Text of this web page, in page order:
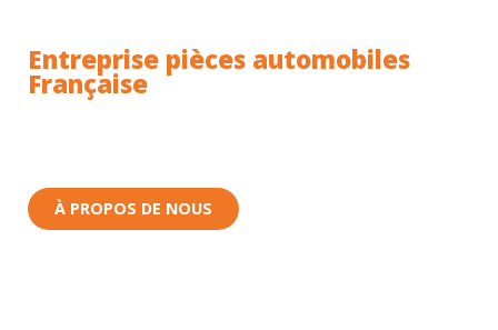
Entreprise pièces automobiles
Française
À PROPOS DE NOUS